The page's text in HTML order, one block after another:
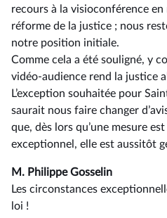
recours à la visioconférence
réforme de la justice ; nous
notre position initiale.
Comme cela a été souligné, y
vidéo-audience rend la justice
L’exception souhaitée pour
saurait nous faire changer
que, dès lors qu’une mesure
exceptionnel, elle est aussitôt
M. Philippe Gosselin
Les circonstances
loi !